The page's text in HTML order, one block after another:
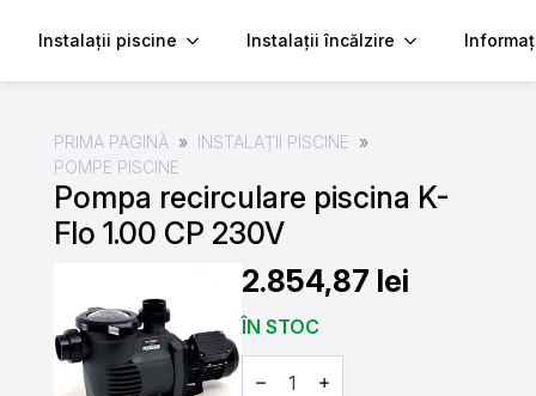
Instalații piscine Instalații încălzire
PRIMA PAGINĂ
INSTALAȚII PISCINE
POMPE PISCINE
Pompa recirculare piscina K-
Flo 1.00 CP 230V
2.854,87 lei
ÎN STOC
Cantitate
Pompa